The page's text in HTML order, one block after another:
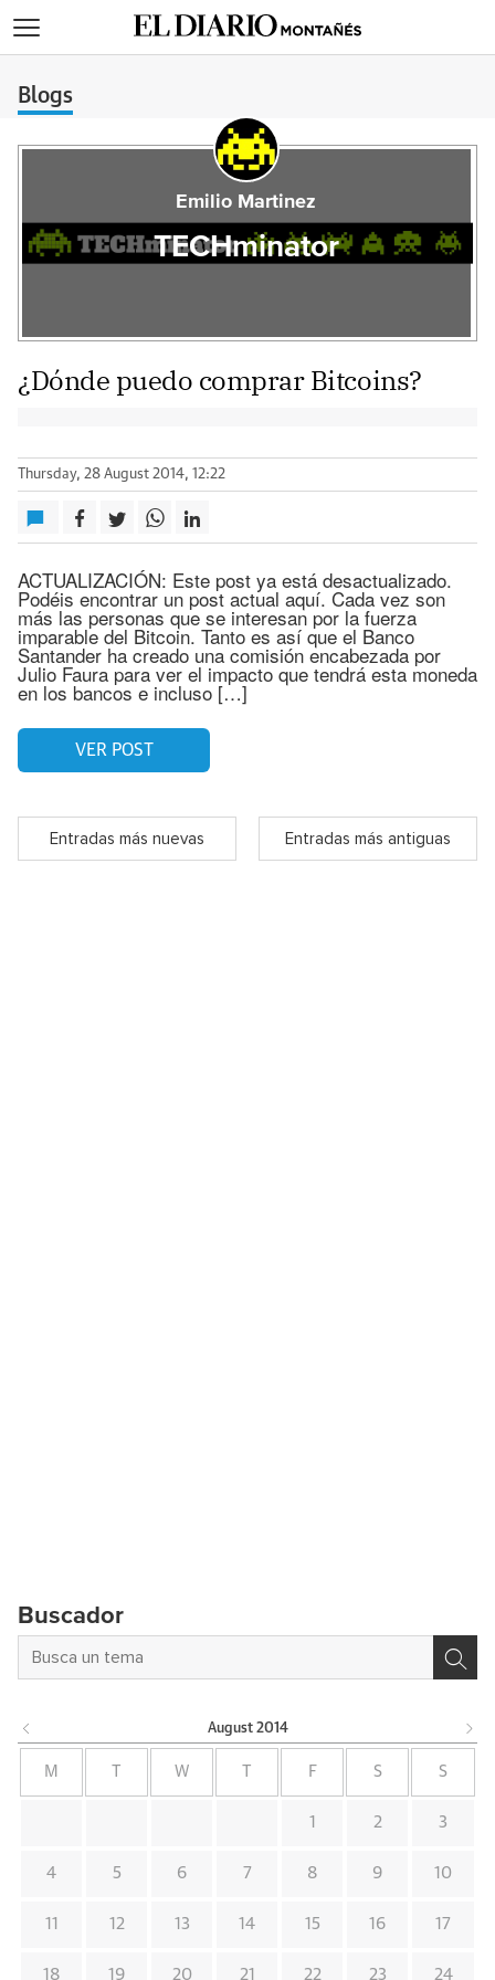
Blogs
Emilio Martinez
TECHminator
¿Dónde puedo comprar Bitcoins?
Thursday, 28 August 2014, 12:22
ACTUALIZACIÓN: Este post ya está desactualizado.
Podéis encontrar un post actual aquí. Cada vez son
más las personas que se interesan por la fuerza
imparable del Bitcoin. Tanto es así que el Banco
Santander ha creado una comisión encabezada por
Julio Faura para ver el impacto que tendrá esta moneda
en los bancos e incluso […]
VER POST
Entradas más nuevas Entradas más antiguas
Buscador
August 2014
M W F S S
1 2 3
4 5 6 7 8 9 10
11 12 13 14 15 16 17
18 19 20 21 22 23 24